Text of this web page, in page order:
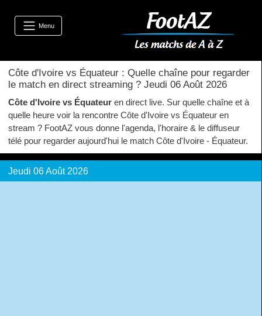
Côte d'Ivoire vs Équateur : Quelle chaîne pour regarder
le match en direct streaming ? Jeudi 06 Août 2026
Côte d'Ivoire vs Équateur en direct live. Sur quelle chaîne et à
quelle heure voir la rencontre Côte d'Ivoire vs Équateur en
stream ? FootAZ vous donne l'agenda, l'horaire & le diffuseur
télé pour regarder aujourd'hui le match Côte d'Ivoire - Équateur.
Jeudi 06 Août 2026
Menu